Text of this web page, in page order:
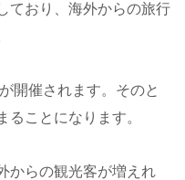
ており、海外からの旅行
開催されます。そのと
ることになります。
からの観光客が増えれ